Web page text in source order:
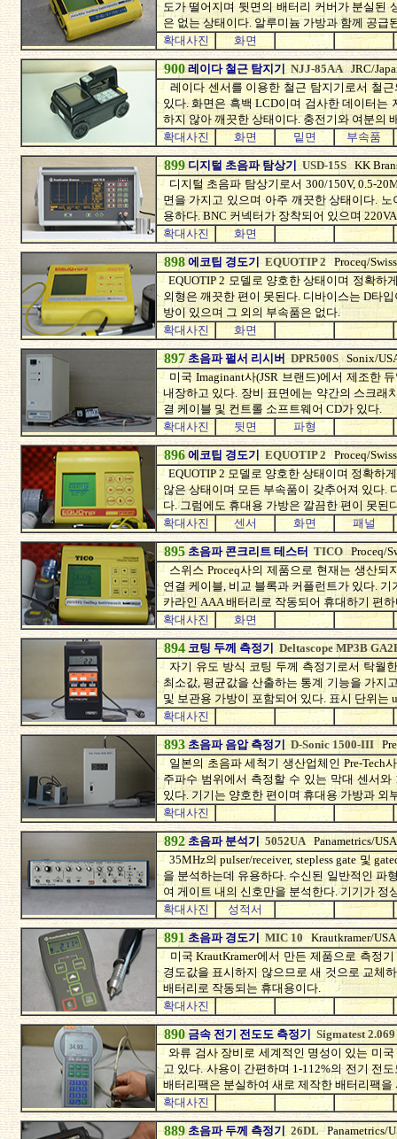
도가 떨어지며 뒷면의 배터리 커버가 분실된
은 없는 상태이다. 알루미늄 가방과 함께 공급
확대사진
화면
900 레이다 철근 탐지기 NJJ-85AA JRC/
레이다 센서를 이용한 철근 탐지기로서 철
있다. 화면은 흑백 LCD이며 검사한 데이터는
하지 않아 깨끗한 상태이다. 충전기와 여분의
확대사진
화면 밑면 부속품
899 디지털 초음파 탐상기USD-15S KK
디지털 초음파 탐상기로서 300/150V, 0.5-
면을 가지고 있으며 아주 깨끗한 상태이다.
용하다. BNC 커넥터가 장착되어 있으며
확대사진
화면
898 에코팁 경도기 EQUOTIP 2 Proceq/Swiss
EQUOTIP 2 모델로 양호한 상태이며 정확하
외형은 깨끗한 편이 못된다. 디바이스는 D타
방이 있으며 그 외의 부속품은 없다.
확대사진
화면
897 초음파 펄서 리시버 DPR500S Sonix/
미국 Imaginant사(JSR 브랜드)에서 제조한
내장하고 있다. 장비 표면에는 약간의 스크래
결 케이블 및 컨트롤 소프트웨어 CD가 있다.
확대사진
뒷면 파형
896 에코팁 경도기 EQUOTIP 2 Proceq/Swiss
EQUOTIP 2 모델로 양호한 상태이며 정확하
않은 상태이며 모든 부속품이 갖추어져 있다.
다. 그럼에도 휴대용 가방은 깔끔한 편이 못된
확대사진
센서 화면 패널
895 초음파 콘크리트 테스터TICO Proceq/
스위스 Proceq사의 제품으로 현재는 생산되
연결 케이블, 비교 블록과 커플런트가 있다.
카라인 AAA 배터리로 작동되어 휴대하기 편하
확대사진
화면
894 코팅 두께 측정기
Deltascope MP3B
자기 유도 방식 코팅 두께 측정기로서 탁월
최소값, 평균값을 산출하는 통계 기능을 가지
및 보관용 가방이 포함되어 있다. 표시 단위는
확대사진
893 초음파 음압 측정기 D-Sonic 1500-III
일본의 초음파 세척기 생산업체인 Pre-Tech
주파수 범위에서 측정할 수 있는 막대 센서
있다. 기기는 양호한 편이며 휴대용 가방과 외
확대사진
892 초음파 분석기 5052UA Panametrics/USA
35MHz의 pulser/receiver, stepless gate 및
을 분석하는데 유용하다. 수신된 일반적인 파
여 게이트 내의 신호만을 분석한다. 기기가 정
확대사진
성적서
891 초음파 경도기 MIC 10 Krautkramer/USA
미국 KrautKramer에서 만든 제품으로 측정
경도값을 표시하지 않으므로 새 것으로 교체
배터리로 작동되는 휴대용이다.
확대사진
890 금속 전기 전도도 측정기 Sigmatest 2.069
와류 검사 장비로 세계적인 명성이 있는 미국
고 있다. 사용이 간편하며 1-112%의 전기 전
배터리팩은 분실하여 새로 제작한 배터리팩을
확대사진
889 초음파 두께 측정기 26DL Panametrics/